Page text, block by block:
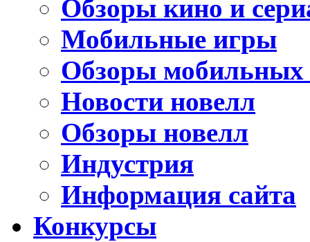
Обзоры кино и
Мобильные игры
Обзоры мобильных
Новости новелл
Обзоры новелл
Индустрия
Информация сайта
Конкурсы